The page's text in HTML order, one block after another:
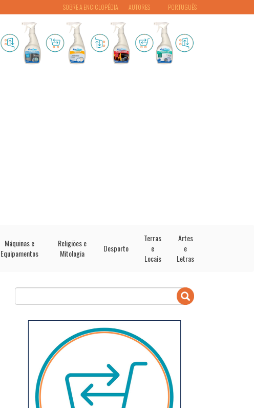
PORTUGUÊS
SOBRE A ENCICLOPÉDIA AUTORES
Máquinas e
Equipamentos
Religiões e
Mitologia
Desporto
Terras
e
Locais
Artes
e
Letras